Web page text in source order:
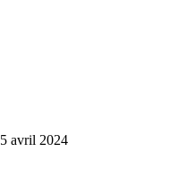
5 avril 2024